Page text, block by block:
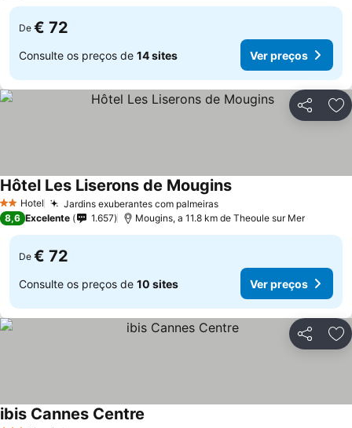
De € 72
Consulte os preços de 14 sites Ver preços
Partilhar
2 Estrelas
Hotel Jardins exuberantes com palmeiras
Hôtel Les Liserons de Mougins
8,6 Excelente 1.657 Mougins, a 11.8 km de Theoule sur Mer
De € 72
Consulte os preços de 10 sites Ver preços
Partilhar
ibis Cannes Centre